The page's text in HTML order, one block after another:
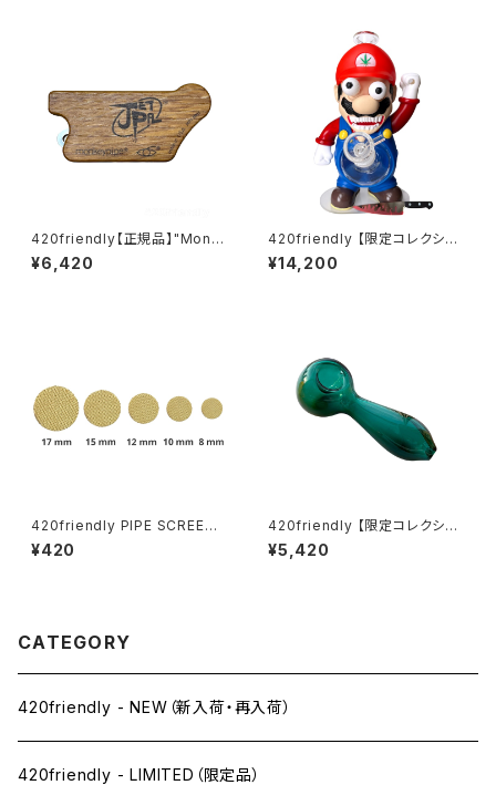
420friendly【正規品】"Monk
ey Pipe" ジェットパル / JET P
AL (スクリーン10枚付き)
¥6,420
420friendly 【限定コレクショ
ン】Killer Plumber Resin & G
lass Bong / キラープラマー ボ
¥14,200
420friendly PIPE SCREENS
（パイプスクリーン）20枚セット
パイプ／ボング／ヴェポライザ
¥420
420friendly 【限定コレクショ
ン】EG ESSENTIALS スプーン
型 ガラスパイプ
¥5,420
CATEGORY
420friendly - NEW（新入荷・再入荷）
420friendly - LIMITED（限定品）